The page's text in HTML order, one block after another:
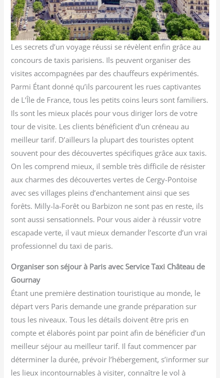
Les secrets d’un voyage réussi se révèlent enfin grâce au
concours de taxis parisiens. Ils peuvent organiser des
visites accompagnées par des chauffeurs expérimentés.
Parmi Étant donné qu’ils parcourent les rues captivantes
de L’Île de France, tous les petits coins leurs sont familiers.
Ils sont les mieux placés pour vous diriger lors de votre
tour de visite. Les clients bénéficient d’un créneau au
meilleur tarif. D’ailleurs la plupart des touristes optent
souvent pour des découvertes spécifiques grâce aux taxis.
On les comprend mieux, il semble très difficile de résister
aux charmes des découvertes vertes de Cergy-Pontoise
avec ses villages pleins d’enchantement ainsi que ses
forêts. Milly-la-Forêt ou Barbizon ne sont pas en reste, ils
sont aussi sensationnels. Pour vous aider à réussir votre
escapade verte, il vaut mieux demander l’escorte d’un vrai
professionnel du taxi de paris.
Organiser son séjour à Paris avec Service Taxi Château de
Gournay
Étant une première destination touristique au monde, le
départ vers Paris demande une grande préparation sur
tous les niveaux. Tous les détails doivent être pris en
compte et élaborés point par point afin de bénéficier d’un
meilleur séjour au meilleur tarif. Il faut commencer par
déterminer la durée, prévoir l’hébergement, s’informer sur
les lieux incontournables à visiter, connaître le vol à